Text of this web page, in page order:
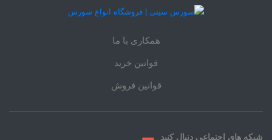
همکاری با ما
قوانین خرید
قوانین فروش
شبکه های اجتماعی دنبال کنید